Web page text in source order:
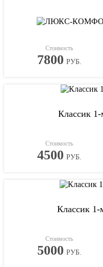
Стоимость
7800 РУБ.
Классик
Стоимость
4500 РУБ.
Классик 1-
Стоимость
5000 РУБ.